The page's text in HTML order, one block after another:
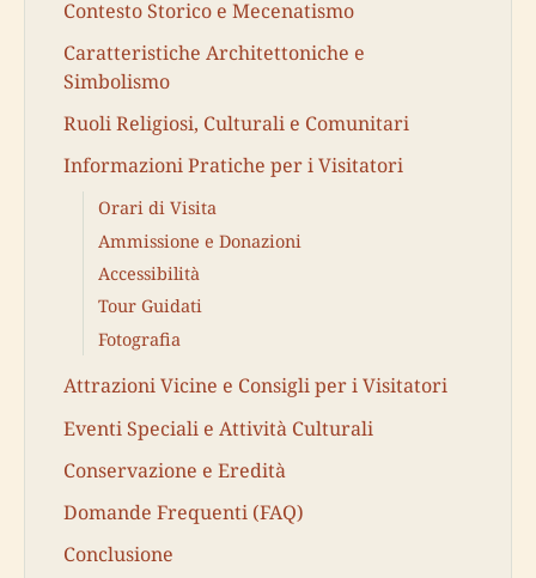
Contesto Storico e Mecenatismo
Caratteristiche Architettoniche e
Simbolismo
Ruoli Religiosi, Culturali e Comunitari
Informazioni Pratiche per i Visitatori
Orari di Visita
Ammissione e Donazioni
Accessibilità
Tour Guidati
Fotografia
Attrazioni Vicine e Consigli per i Visitatori
Eventi Speciali e Attività Culturali
Conservazione e Eredità
Domande Frequenti (FAQ)
Conclusione